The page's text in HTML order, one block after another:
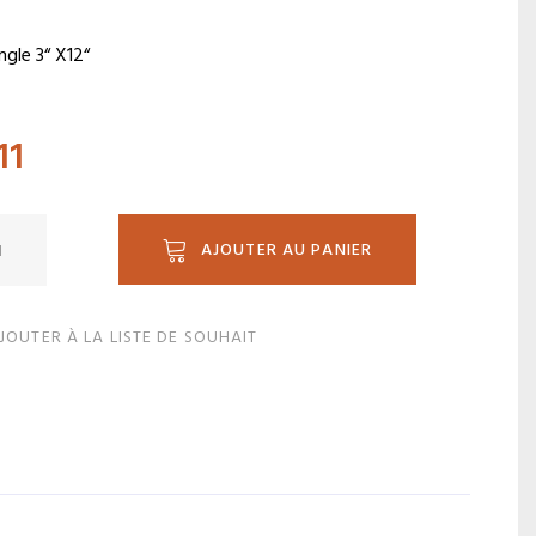
3“ X12“
AJOUTER AU PANIER
À LA LISTE DE SOUHAIT